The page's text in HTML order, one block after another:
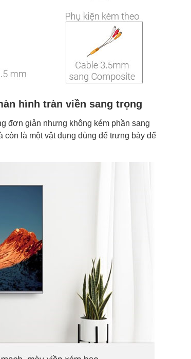
hình tràn viền sang trọng
đơn giản nhưng không kém phần sang
là một vật dụng dùng để trưng bày để